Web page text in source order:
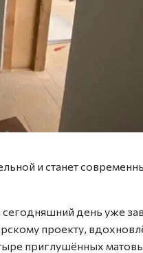
и станет
день уже
проекту,
приглушённых